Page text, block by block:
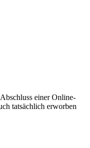
einer Online-
tatsächlich erworben